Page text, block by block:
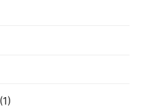
(1)